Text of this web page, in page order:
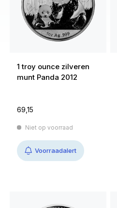
1 troy ounce zilveren
munt Panda 2012
69,15
Niet op voorraad
Voorraadalert